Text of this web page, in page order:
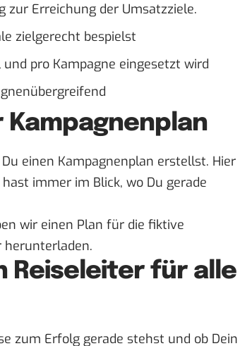
zur Erreichung der Umsatzziele.
zielgerecht bespielst
pro Kampagne eingesetzt wird
Kampagnenplan
einen Kampagnenplan erstellst. Hier
immer im Blick, wo Du gerade
wir einen Plan für die fiktive
herunterladen.
Reiseleiter für alle
zum Erfolg gerade stehst und ob Dein